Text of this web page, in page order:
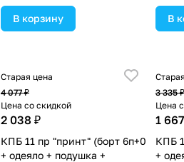
(№П209_2а4бб_03) цвета в
ассортименте.
В корзину В
Старая цена
4 077 ₽
Цена со скидкой
2 038 ₽
КПБ 11 пр "принт" (борт 6п+0
+ одеяло + подушка +
3 335 ₽
Цена
1
КПБ
+